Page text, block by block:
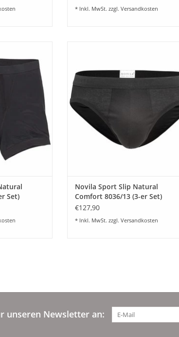
* Inkl. MwSt. zzgl. Versandkosten
von Novila
und Top
weiß und
Set)
Qualität im 3-er Set Farbe weiß und
Novila Sport Slip Natural
Comfort 8036/13 (3-er Set)
€127,90
* Inkl. MwSt. zzgl. Versandkosten
unseren Newsletter an: